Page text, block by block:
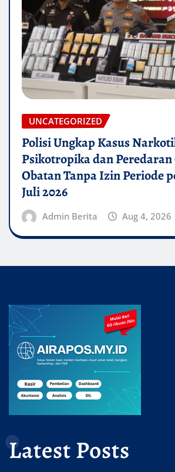
UNCATEGORIZED
Polisi Ungkap Kasus
Psikotropika dan Peredaran
Obatan Tanpa Izin Periode
Juli 2026
Admin Berita Aug 4, 2026
Latest Posts